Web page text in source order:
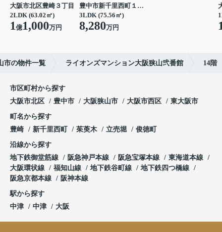
大阪市北区豊崎３丁目
2LDK (63.02㎡)
1億1,000万円
豊中市新千里西町１丁目
3LDK (75.56㎡)
8,280万円
市の物件一覧 ライオンズマンション大阪狭山弐番館 14階
市区町村から探す
大阪市北区
豊中市 大阪狭山市 大阪市西区 東大阪市
町名から探す
豊崎
新千里西町 茱萸木 立売堀 俊徳町
沿線から探す
地下鉄御堂筋線
阪急神戸本線 阪急宝塚本線
東海道本線
大阪環状線
福知山線 地下鉄谷町線
地下鉄四つ橋線
阪急京都本線
阪神本線
駅から探す
中津
中津 大阪